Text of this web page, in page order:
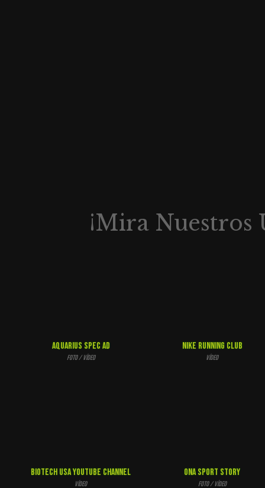
¡Mira
Aquarius Spec Ad
Foto / Vídeo
Nike Running Club
Vídeo
Biotech Usa Youtube Channel
Vídeo
Ona Sport Story
Foto / Vídeo